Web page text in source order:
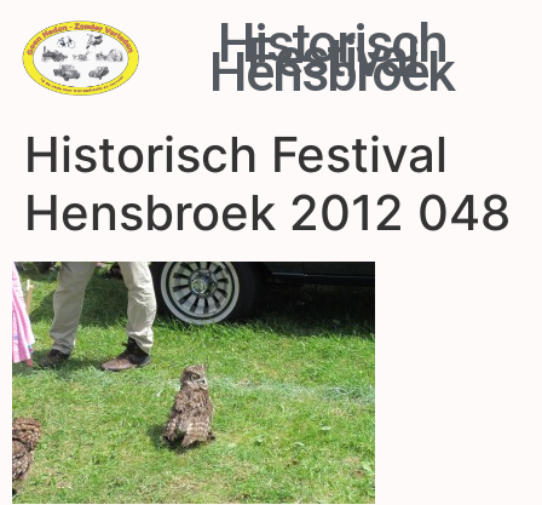
Historisch
Festival
Hensbroek
Historisch Festival
Hensbroek 2012 048